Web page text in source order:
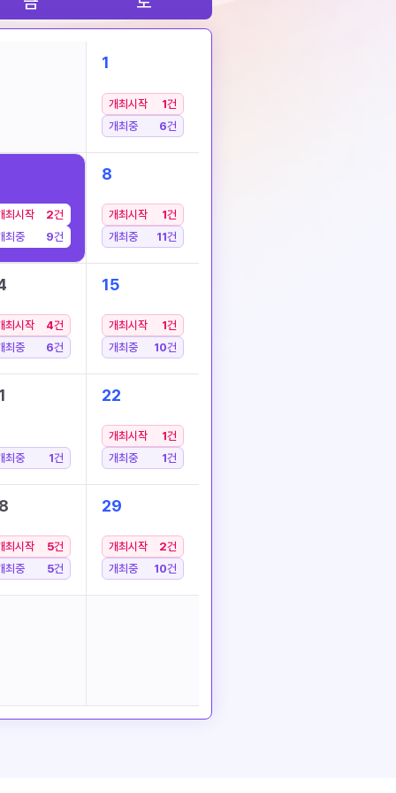
1
개최시작 1건
개최중
6건
최시작 2건
최중
9건
8
개최시작 1건
개최중
11건
최시작 4건
최중
6건
15
개최시작 1건
개최중
10건
최중 1건
22
개최시작 1건
개최중
1건
최시작 5건
최중
5건
29
개최시작 2건
개최중
10건